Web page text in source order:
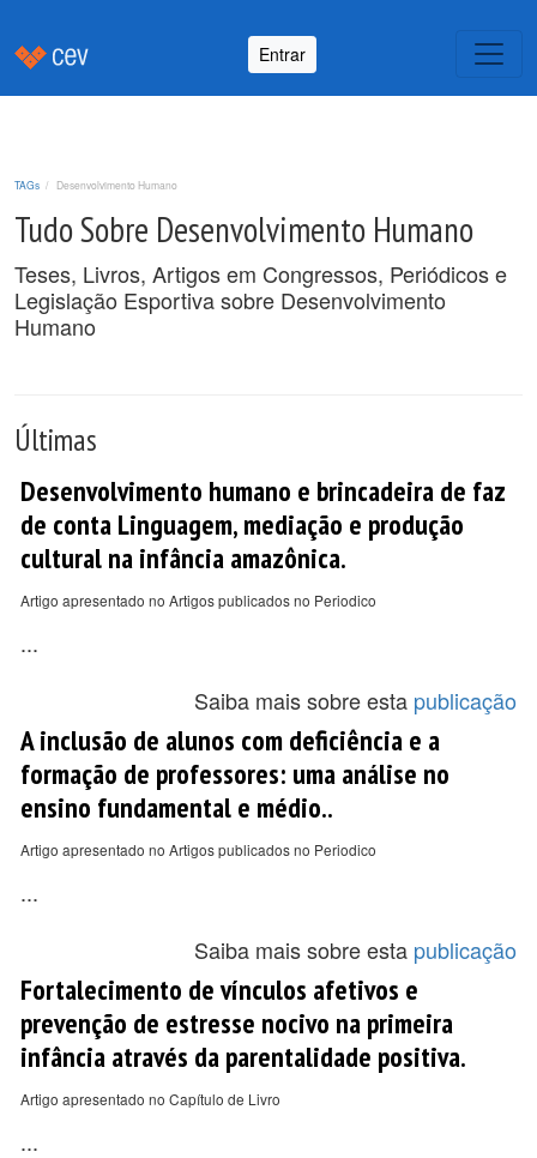
Entrar
TAGs Desenvolvimento Humano
Tudo Sobre Desenvolvimento Humano
Teses, Livros, Artigos em Congressos, Periódicos e
Legislação Esportiva sobre Desenvolvimento
Humano
Últimas
Desenvolvimento humano e brincadeira de faz
de conta Linguagem, mediação e produção
cultural na infância amazônica.
Artigo apresentado no Artigos publicados no Periodico
...
Saiba mais sobre esta publicação
A inclusão de alunos com deficiência e a
formação de professores: uma análise no
ensino fundamental e médio..
Artigo apresentado no Artigos publicados no Periodico
...
Saiba mais sobre esta publicação
Fortalecimento de vínculos afetivos e
prevenção de estresse nocivo na primeira
infância através da parentalidade positiva.
Artigo apresentado no Capítulo de Livro
...